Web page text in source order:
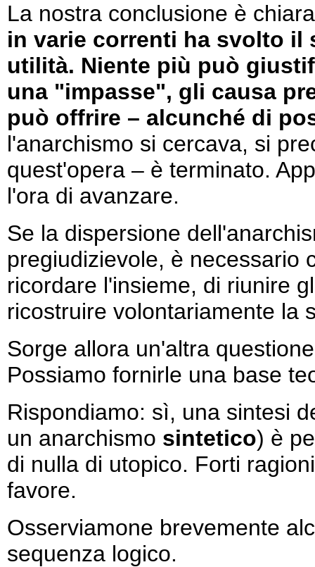
La nostra conclusione è
in varie correnti ha svolto il
utilità. Niente più può
una "impasse", gli causa
può offrire – alcunché di
l'anarchismo si cercava, si
quest'opera – è terminato.
l'ora di avanzare.
Se la dispersione
pregiudizievole, è necessario
ricordare l'insieme, di riunire
ricostruire volontariamente la
Sorge allora un'altra
Possiamo fornirle una base
Rispondiamo: sì, una sintesi
un anarchismo sintetico) è
di nulla di utopico. Forti
favore.
Osserviamone brevemente
sequenza logico.